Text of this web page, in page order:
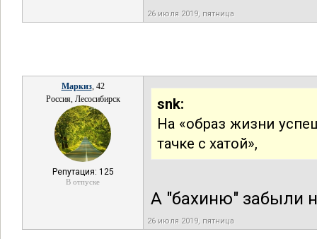
26 июля 2019, пятница
Маркиз, 42
Россия, Лесосибирск
Репутация: 125
В отпуске
snk:
На «образ жизни
тачке с хатой»,
А "бахиню" забыли
26 июля 2019, пятница